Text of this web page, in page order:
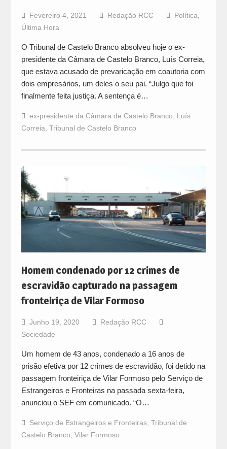
Fevereiro 4, 2021 Redação RCC Política
Última Hora
O Tribunal de Castelo Branco absolveu hoje o ex-
presidente da Câmara de Castelo Branco, Luís Correia,
que estava acusado de prevaricação em coautoria com
dois empresários, um deles o seu pai. “Julgo que foi
finalmente feita justiça. A sentença é…
ex-presidente da Câmara de Castelo Branco
Luís
Correia Tribunal de Castelo Branco
Homem condenado por 12 crimes de
escravidão capturado na passagem
fronteiriça de Vilar Formoso
Junho 19, 2020
Redação RCC
Sociedade
Um homem de 43 anos, condenado a 16 anos de
prisão efetiva por 12 crimes de escravidão, foi detido na
passagem fronteiriça de Vilar Formoso pelo Serviço de
Estrangeiros e Fronteiras na passada sexta-feira,
anunciou o SEF em comunicado. “O…
Serviço de Estrangeiros e Fronteiras, Tribunal de
Castelo Branco Vilar Formoso